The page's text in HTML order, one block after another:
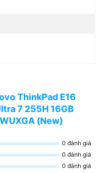
nguyên khối vừa tăng độ
Thiết kế vuông vức mang
cầm nắm.
bỉ.ThinkPad E16
7 255H 16GB
(New)
0 đánh giá
0 đánh giá
0 đánh giá